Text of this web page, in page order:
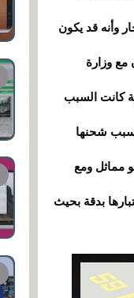
وأنه قد يكون
مع وزارة
كانت السبب
بسبب شحنها
مماثل ومع
بدقة بحيث